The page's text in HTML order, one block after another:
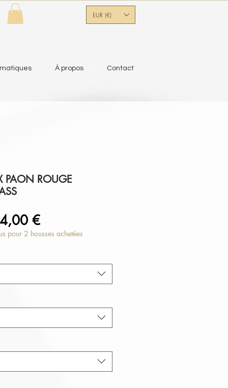
EUR (€)
À propos Contact
PAON ROUGE
€Prix
promotionnel
pour 2 housses achetées